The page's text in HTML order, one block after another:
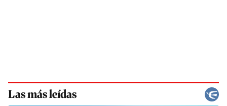
Las más leídas